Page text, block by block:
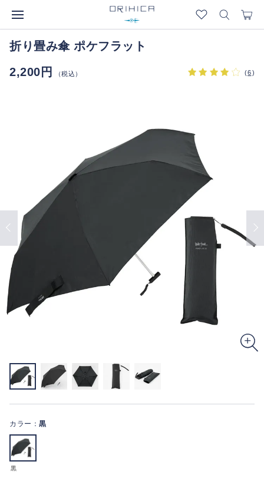
折り畳み傘 ポケフラット
2,200円
（税込） (6)
カラー： 黒
黒